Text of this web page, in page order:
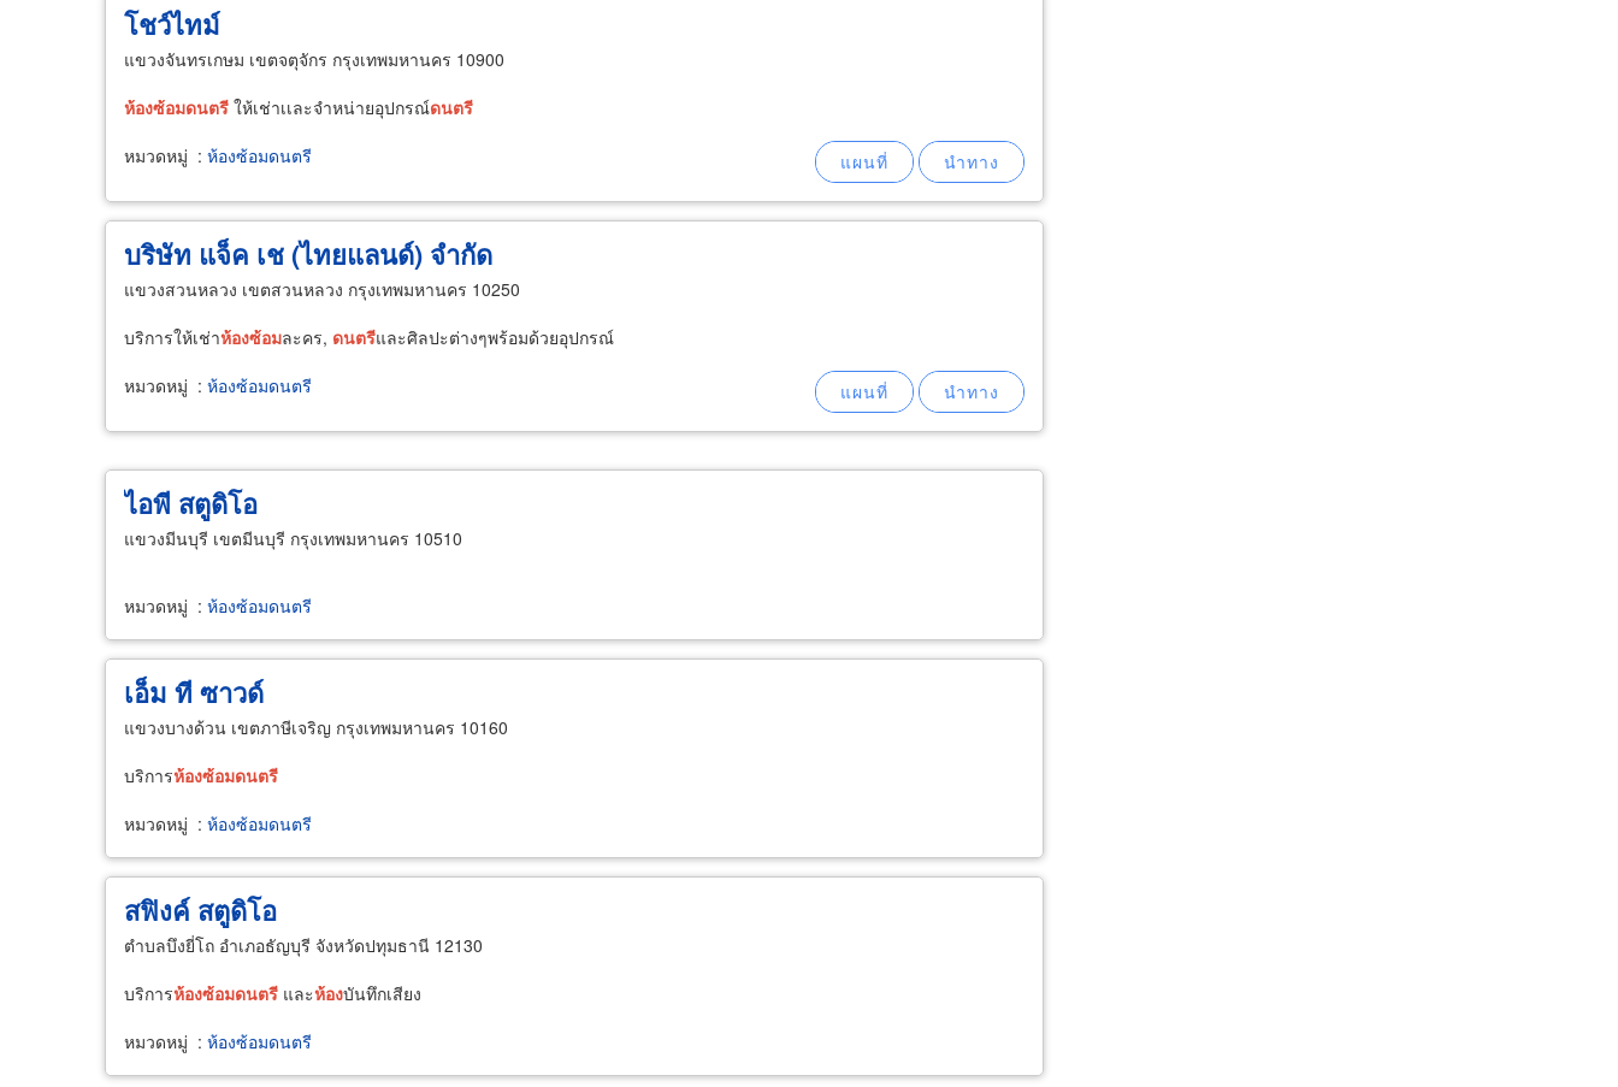
โชว์ไทม์
แขวงจันทรเกษม เขตจตุจักร กรุงเทพมหานคร 10900
ห้องซ้อมดนตรี ให้เช่าเเละจำหน่ายอุปกรณ์ดนตรี
หมวดหมู่ : ห้องซ้อมดนตรี
บริษัท แจ็ค เช (ไทยแลนด์) จำกัด
แขวงสวนหลวง เขตสวนหลวง กรุงเทพมหานคร 10250
บริการให้เช่าห้องซ้อมละคร, ดนตรีและศิลปะต่างๆพร้อมด้วยอุปกรณ์
หมวดหมู่ : ห้องซ้อมดนตรี
ไอพี สตูดิโอ
แขวงมีนบุรี เขตมีนบุรี กรุงเทพมหานคร 10510
หมวดหมู่ : ห้องซ้อมดนตรี
เอ็ม ที ซาวด์
แขวงบางด้วน เขตภาษีเจริญ กรุงเทพมหานคร 10160
บริการห้องซ้อมดนตรี
หมวดหมู่ : ห้องซ้อมดนตรี
สฟิงค์ สตูดิโอ
ตำบลบึงยี่โถ อำเภอธัญบุรี จังหวัดปทุมธานี 12130
บริการห้องซ้อมดนตรี และห้องบันทึกเสียง
หมวดหมู่ : ห้องซ้อมดนตรี